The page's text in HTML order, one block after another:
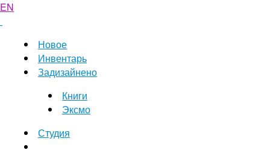
EN
Новое
Инвентарь
Задизайнено
Книги
Эксмо
Студия